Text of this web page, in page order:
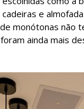
e
monótonas não
ainda mais